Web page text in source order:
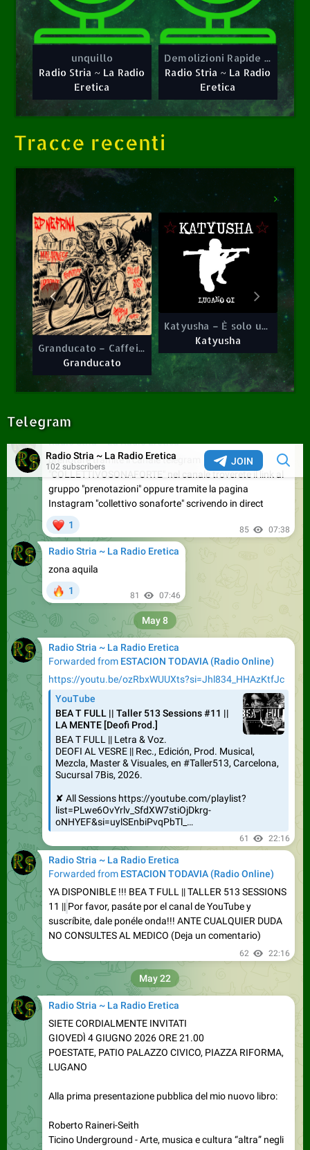
La Radio
Eretica
unquillo
Radio Stria ~ La Radio
Eretica
La Radio
Eretica
Demolizioni Rapide Città di Lugano
Radio Stria ~ La Radio
Eretica
Tracce recenti
0
Granducato – Caffeina
Granducato
Granducato – Caffeina
Granducato
1
Katyusha – È solo un problema di mira
Katyusha
Katyusha – È solo un problema di mira
Katyusha
Telegram